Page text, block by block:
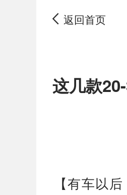
返回首页
这几款
【有车以